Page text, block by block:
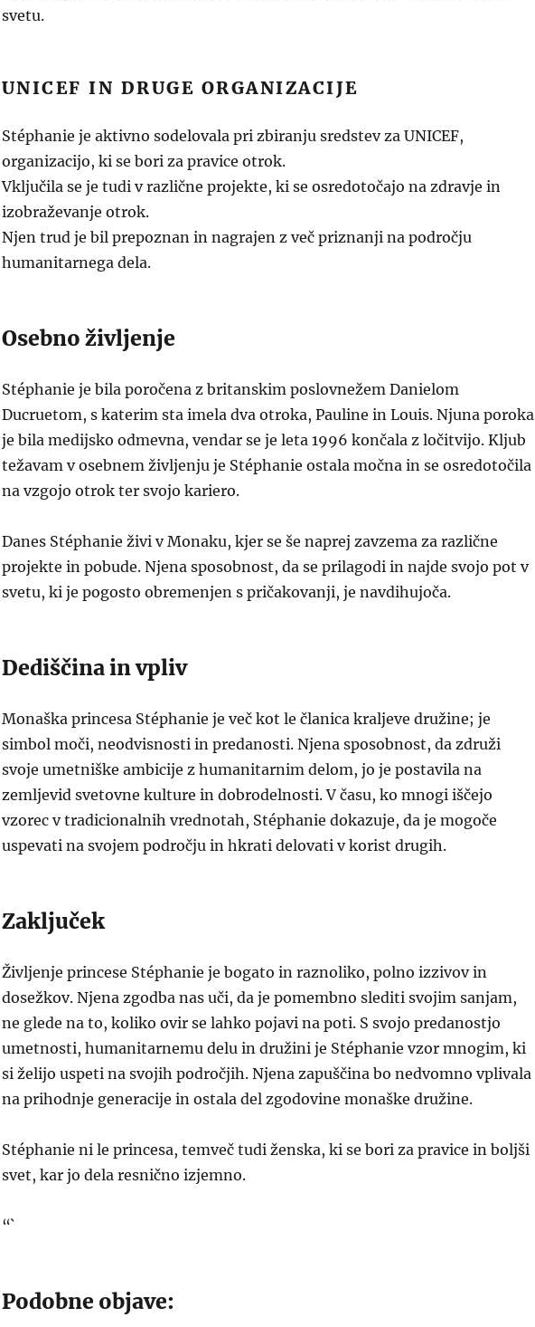
svetu.
UNICEF IN DRUGE ORGANIZACIJE
Stéphanie je aktivno sodelovala pri zbiranju sredstev za UNICEF,
organizacijo, ki se bori za pravice otrok.
Vključila se je tudi v različne projekte, ki se osredotočajo na zdravje in
izobraževanje otrok.
Njen trud je bil prepoznan in nagrajen z več priznanji na področju
humanitarnega dela.
Osebno življenje
Stéphanie je bila poročena z britanskim poslovnežem Danielom
Ducruetom, s katerim sta imela dva otroka, Pauline in Louis. Njuna poroka
je bila medijsko odmevna, vendar se je leta 1996 končala z ločitvijo. Kljub
težavam v osebnem življenju je Stéphanie ostala močna in se osredotočila
na vzgojo otrok ter svojo kariero.
Danes Stéphanie živi v Monaku, kjer se še naprej zavzema za različne
projekte in pobude. Njena sposobnost, da se prilagodi in najde svojo pot v
svetu, ki je pogosto obremenjen s pričakovanji, je navdihujoča.
Dediščina in vpliv
Monaška princesa Stéphanie je več kot le članica kraljeve družine; je
simbol moči, neodvisnosti in predanosti. Njena sposobnost, da združi
svoje umetniške ambicije z humanitarnim delom, jo je postavila na
zemljevid svetovne kulture in dobrodelnosti. V času, ko mnogi iščejo
vzorec v tradicionalnih vrednotah, Stéphanie dokazuje, da je mogoče
uspevati na svojem področju in hkrati delovati v korist drugih.
Zaključek
Življenje princese Stéphanie je bogato in raznoliko, polno izzivov in
dosežkov. Njena zgodba nas uči, da je pomembno slediti svojim sanjam,
ne glede na to, koliko ovir se lahko pojavi na poti. S svojo predanostjo
umetnosti, humanitarnemu delu in družini je Stéphanie vzor mnogim, ki
si želijo uspeti na svojih področjih. Njena zapuščina bo nedvomno vplivala
na prihodnje generacije in ostala del zgodovine monaške družine.
Stéphanie ni le princesa, temveč tudi ženska, ki se bori za pravice in boljši
svet, kar jo dela resnično izjemno.
“`
Podobne objave: